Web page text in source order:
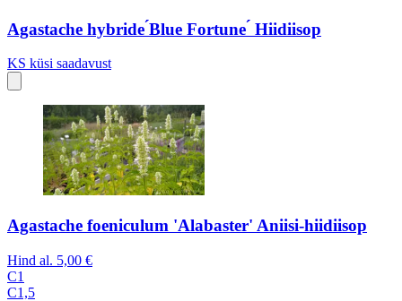
Agastache hybride ́Blue Fortune ́ Hiidiisop
KS küsi saadavust
Agastache foeniculum 'Alabaster' Aniisi-hiidiisop
Hind al. 5,00 €
C1
C1,5